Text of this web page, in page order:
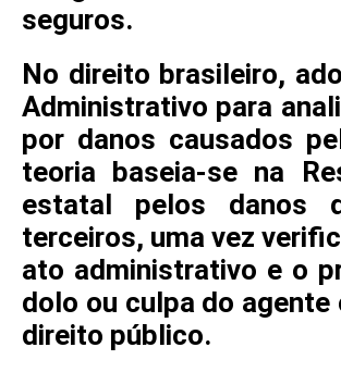
seguros.
No direito brasileiro,
Administrativo para
por danos causados
teoria baseia-se na
estatal pelos danos
terceiros, uma vez
ato administrativo e o
dolo ou culpa do
direito público.